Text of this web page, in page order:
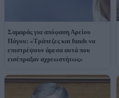
Σαμαράς για απόφαση Αρείου
Πάγου: «Τράπεζες και funds να
επιστρέψουν άμεσα αυτά που
εισέπραξαν αχρεωστήτως»